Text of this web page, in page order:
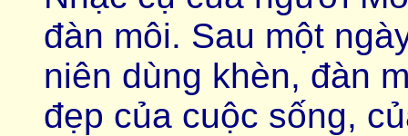
đàn môi. Sau một
niên dùng khèn, đàn
đẹp của cuộc sống,